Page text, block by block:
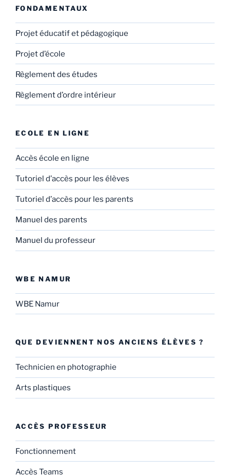
FONDAMENTAUX
Projet éducatif et pédagogique
Projet d’école
Règlement des études
Règlement d’ordre intérieur
ECOLE EN LIGNE
Accès école en ligne
Tutoriel d’accès pour les élèves
Tutoriel d’accès pour les parents
Manuel des parents
Manuel du professeur
WBE NAMUR
WBE Namur
QUE DEVIENNENT NOS ANCIENS ÉLÈVES ?
Technicien en photographie
Arts plastiques
ACCÈS PROFESSEUR
Fonctionnement
Accès Teams